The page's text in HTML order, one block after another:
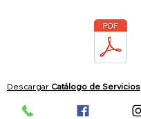
Descargar Catálogo de Servicios